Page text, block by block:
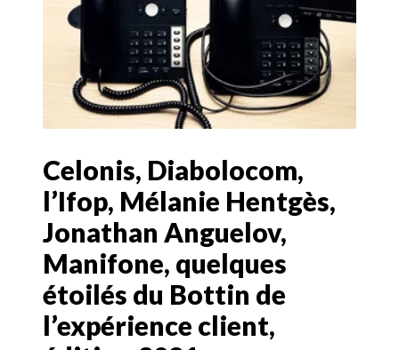
Celonis, Diabolocom,
l’Ifop, Mélanie Hentgès,
Jonathan Anguelov,
Manifone, quelques
étoilés du Bottin de
l’expérience client,